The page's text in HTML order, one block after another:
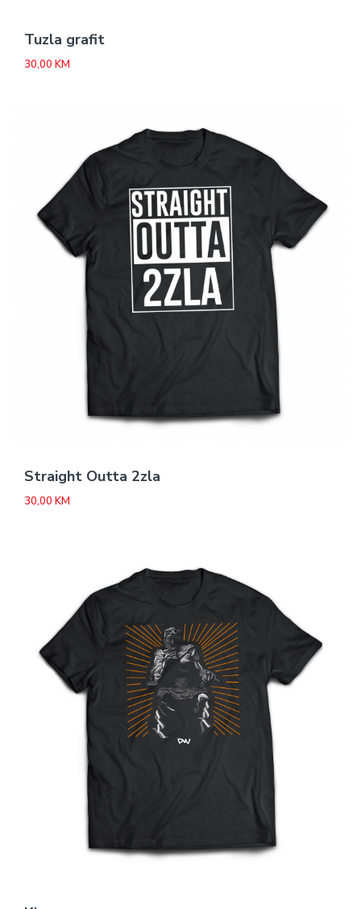
Tuzla grafit
30,00 KM
Straight Outta 2zla
30,00 KM